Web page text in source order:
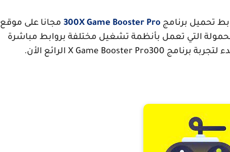
تحميل برنامج 300X Game Booster Pro مجانا على موقع
التي تعمل بأنظمة تشغيل مختلفة بروابط مباشرة
برنامج 300
X Game Booster Pro الرائع الأن.